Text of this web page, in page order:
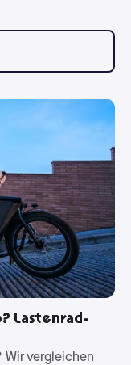
Lastenrad-
Wir vergleichen